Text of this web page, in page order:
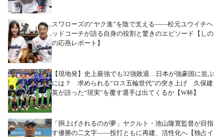
スワローズの“ヤク進”を陰で支える――松元ユウイチヘ
ッドコーチが語る自身の役割と驚きのエピソード【しの
の応燕レポート】
【現地発】史上最強でも32強敗退…日本が強豪国に並ぶ
には？ 求められる“ロス五輪世代”の突き上げ 久保建
英が語った“現実”を覆す選手は出てくるか【W杯】
「胴上げされるのが夢」ヤクルト・池山隆寛監督が目指
す優勝の二文字――投打ともに再建、活性化へ【独占イ